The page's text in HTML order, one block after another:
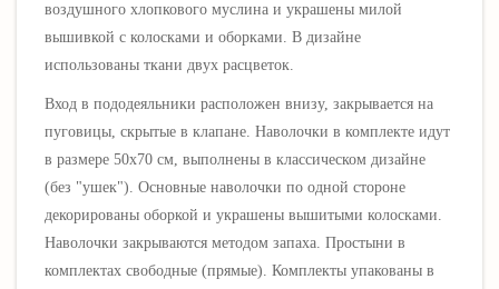
воздушного хлопкового муслина и украшены милой
вышивкой с колосками и оборками. В дизайне
использованы ткани двух расцветок.
Вход в пододеяльники расположен внизу, закрывается на
пуговицы, скрытые в клапане. Наволочки в комплекте идут
в размере 50х70 см, выполнены в классическом дизайне
(без "ушек"). Основные наволочки по одной стороне
декорированы оборкой и украшены вышитыми колосками.
Наволочки закрываются методом запаха. Простыни в
комплектах свободные (прямые). Комплекты упакованы в